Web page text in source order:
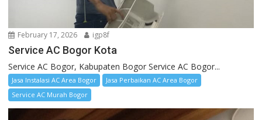
February 17, 2026 igp8f
Service AC Bogor Kota
Service AC Bogor, Kabupaten Bogor Service AC Bogor...
Jasa Instalasi AC Area Bogor
Jasa Perbaikan AC Area Bogor
Service AC Murah Bogor